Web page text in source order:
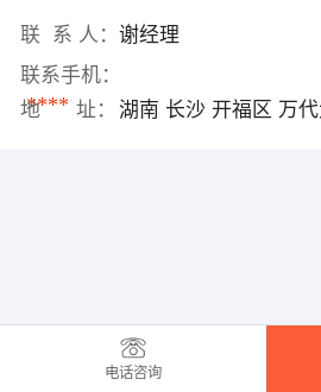
联 系 人： 谢经理
联系手机：
****
地 址： 湖南 长沙 开福区 万
电话咨询